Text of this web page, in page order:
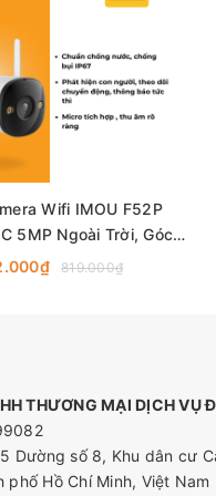
số xe.
dễ dàng.
Wifi IMOU F52P
5MP Ngoài Trời, Góc
Rộng819.000₫
THƯƠNG MẠI DỊCH VỤ
Dường số 8, Khu dân cư
phố Hồ Chí Minh, Việt Nam